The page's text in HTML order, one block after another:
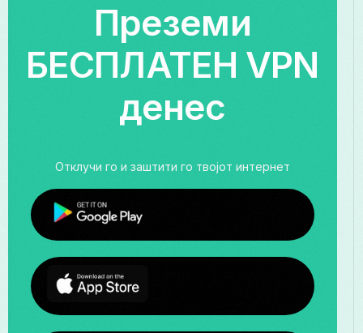
Преземи
БЕСПЛАТЕН VPN
денес
Отклучи го и заштити го твојот интернет